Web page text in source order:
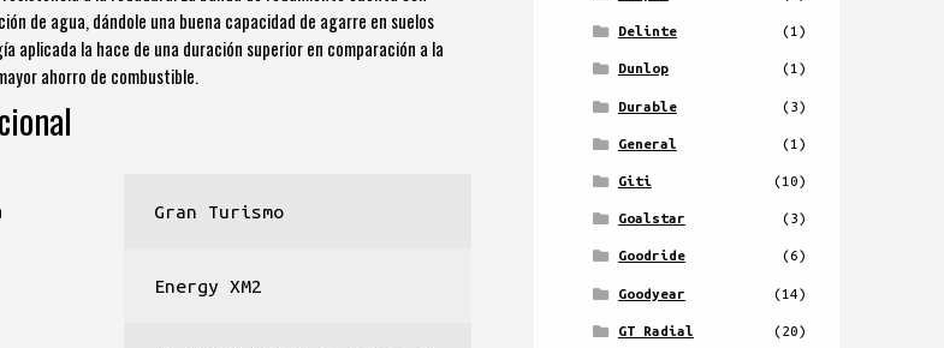
de agua, dándole una buena capacidad de agarre en suelos
aplicada la hace de una duración superior en comparación a la
ahorro de combustible.
Gran Turismo
Energy XM2
Delinte (1)
Dunlop (1)
Durable (3)
General (1)
Giti (10)
Goalstar (3)
Goodride (6)
Goodyear (14)
GT Radial (20)